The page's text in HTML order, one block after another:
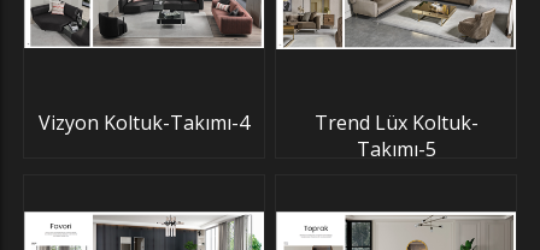
Vizyon Koltuk-Takımı-4
Trend Lüx Koltuk-
Takımı-5